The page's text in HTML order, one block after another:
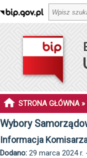
STRONA GŁÓWNA»
Wybory
Informacja
Dodano: 29 marca 2024 r.